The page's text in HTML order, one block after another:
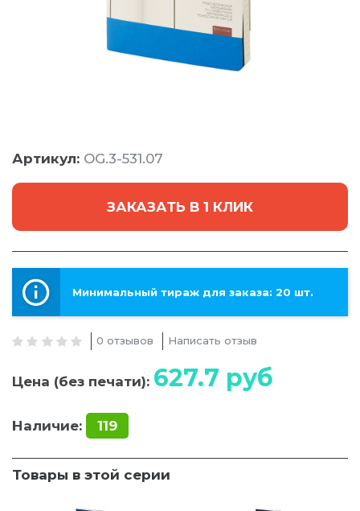
Артикул: OG.3-531.07
ЗАКАЗАТЬ В 1 КЛИК
Минимальный тираж для заказа: 20 шт.
0 отзывов Написать отзыв
Цена (без печати): 627.7 руб
Наличие: 119
Товары в этой серии